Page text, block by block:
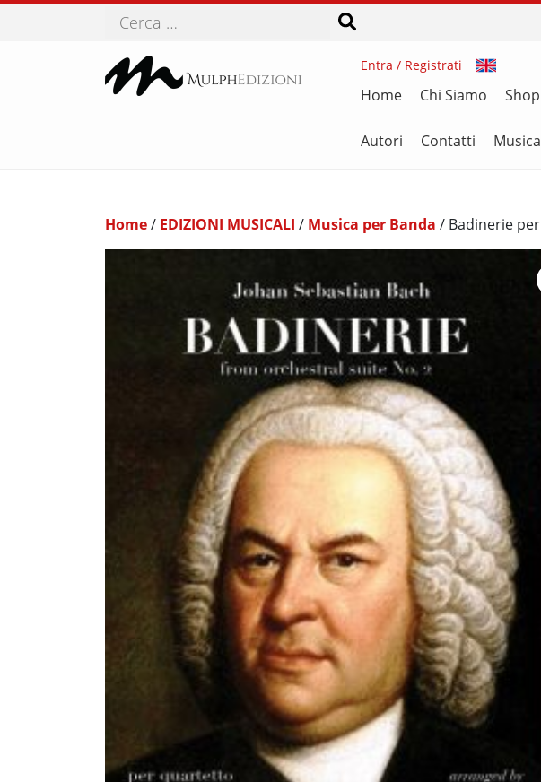
Cerca
Entra / Registrati
Home Chi Siamo Shop
Autori Contatti
Home/ EDIZIONI MUSICALI / Musica per Banda / Badinerie